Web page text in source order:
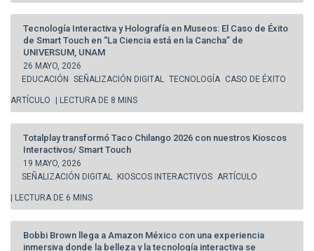
Tecnología Interactiva y Holografía en Museos: El Caso de Éxito
de Smart Touch en “La Ciencia está en la Cancha” de
UNIVERSUM, UNAM
26 MAYO, 2026
EDUCACIÓN
SEÑALIZACIÓN DIGITAL TECNOLOGÍA CASO DE ÉXITO
ARTÍCULO | LECTURA DE 8 MINS
Totalplay transformó Taco Chilango 2026 con nuestros Kioscos
Interactivos/ Smart Touch
19 MAYO, 2026
SEÑALIZACIÓN DIGITAL
KIOSCOS INTERACTIVOS ARTÍCULO
| LECTURA DE 6 MINS
Bobbi Brown llega a Amazon México con una experiencia
inmersiva donde la belleza y la tecnología interactiva se